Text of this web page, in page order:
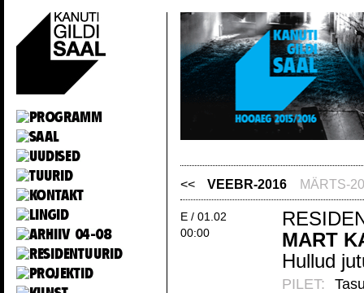
<< VEEBR-2016 MÄRTS-
E / 01.02
00:00
MART
Hullud
PILET: